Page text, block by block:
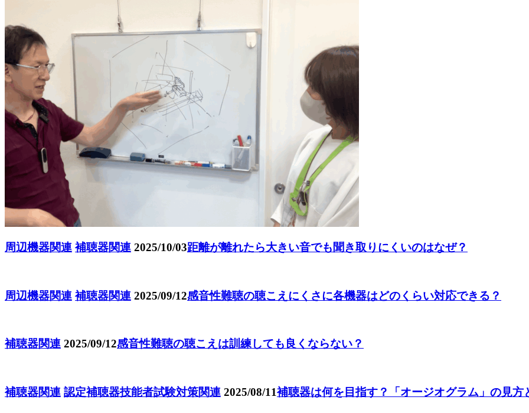
周辺機器関連 補聴器関連 2025/10/03距離が離れたら大きい音でも聞き取りにくいのはなぜ？
周辺機器関連 補聴器関連 2025/09/12感音性難聴の聴こえにくさに各機器はどのくらい対応できる？
補聴器関連 2025/09/12感音性難聴の聴こえは訓練しても良くならない？
補聴器関連 認定補聴器技能者試験対策関連 2025/08/11補聴器は何を目指す？「オージオグラム」の見方